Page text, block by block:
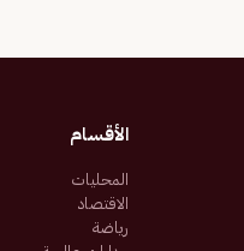
الأقسام
المحليات
الاقتصاد
رياضة